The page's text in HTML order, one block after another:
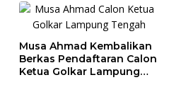
Musa Ahmad Kembalikan
Berkas Pendaftaran Calon
Ketua Golkar Lampung